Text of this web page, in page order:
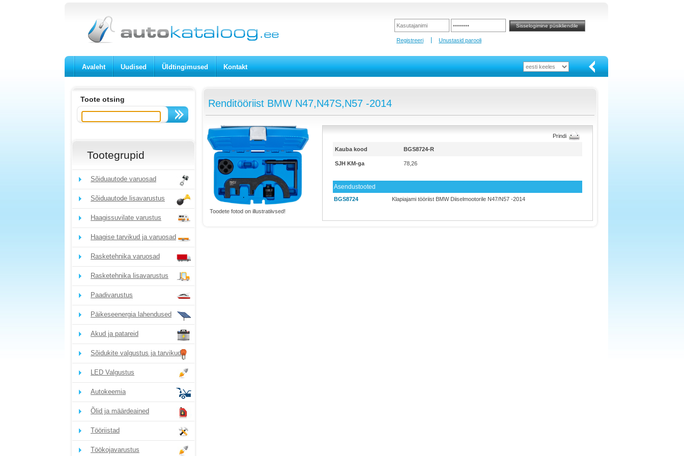
Registreeri Unustasid parooli
Avaleht Uudised Üldtingimused Kontakt
Toote otsing
Tootegrupid
Sõiduautode varuosad
Sõiduautode lisavarustus
Haagissuvilate varustus
Haagise tarvikud ja varuosad
Rasketehnika varuosad
Rasketehnika lisavarustus
Paadivarustus
Päikeseenergia lahendused
Akud ja patareid
Sõidukite valgustus ja tarvikud
LED Valgustus
Autokeemia
Õlid ja määrdeained
Tööriistad
Töökojavarustus
Renditööriist BMW N47,N47S,N57 -2014
Toodete fotod on illustratiivsed!
Prindi
Kauba kood BGS8724-R
SJH KM-ga 78,26
Asendustooted
BGS8724 Klapiajami tööriist BMW Diiselmootorile N47/N57 -2014